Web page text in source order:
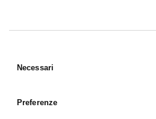
Necessari
Preferenze